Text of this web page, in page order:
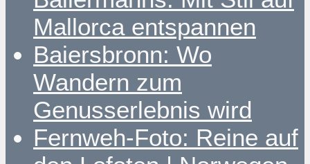
Mallorca entspannen
Baiersbronn: Wo
Wandern zum
Genusserlebnis wird
Fernweh-Foto: Reine auf